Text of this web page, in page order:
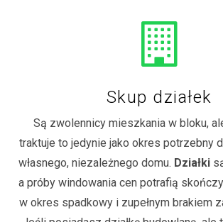
Skup działek
Są zwolennicy mieszkania w bloku,
traktuje to jedynie jako okres potrzebny
własnego, niezależnego domu. Działki
a próby windowania cen potrafią
w okres spadkowy i zupełnym brakiem